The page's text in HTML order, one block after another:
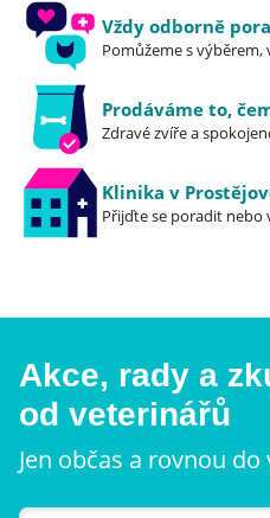
Vždy odborně
Pomůžeme s
Prodáváme to,
Zdravé zvíře a
Klinika v
Přijďte se poradit nebo
Akce, rady a
od veterinářů
Jen občas a rovnou